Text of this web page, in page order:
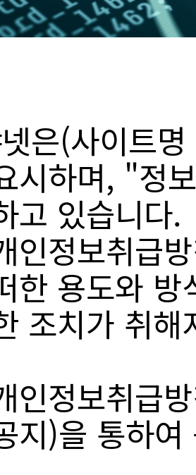
은(사이트
시하며, "정
고 있습니다.
인정보취급
한 용도와
조치가 취
인정보취급
지)을 통하